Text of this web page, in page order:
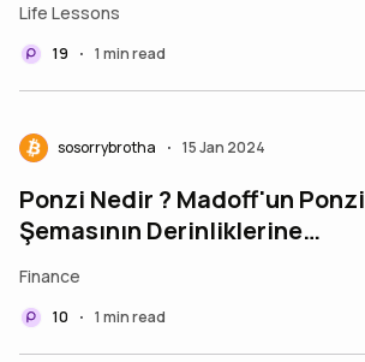
Life Lessons
19 • 1 min read
sosorrybrotha • 15 Jan 2024
Ponzi Nedir ? Madoff'un Ponzi
Şemasının Derinliklerine
Finance
10 • 1 min read